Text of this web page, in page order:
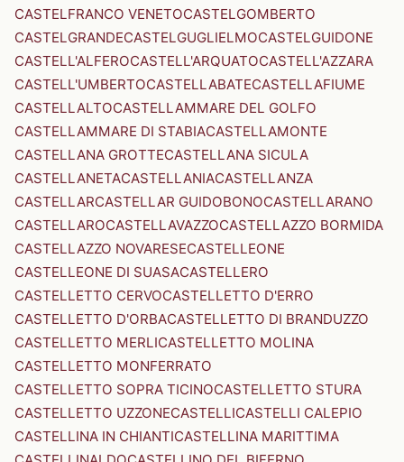
CASTELFRANCO VENETOCASTELGOMBERTO
CASTELGRANDECASTELGUGLIELMOCASTELGUIDONE
CASTELL'ALFEROCASTELL'ARQUATOCASTELL'AZZARA
CASTELL'UMBERTOCASTELLABATECASTELLAFIUME
CASTELLALTOCASTELLAMMARE DEL GOLFO
CASTELLAMMARE DI STABIACASTELLAMONTE
CASTELLANA GROTTECASTELLANA SICULA
CASTELLANETACASTELLANIACASTELLANZA
CASTELLARCASTELLAR GUIDOBONOCASTELLARANO
CASTELLAROCASTELLAVAZZOCASTELLAZZO BORMIDA
CASTELLAZZO NOVARESECASTELLEONE
CASTELLEONE DI SUASACASTELLERO
CASTELLETTO CERVOCASTELLETTO D'ERRO
CASTELLETTO D'ORBACASTELLETTO DI BRANDUZZO
CASTELLETTO MERLICASTELLETTO MOLINA
CASTELLETTO MONFERRATO
CASTELLETTO SOPRA TICINOCASTELLETTO STURA
CASTELLETTO UZZONECASTELLICASTELLI CALEPIO
CASTELLINA IN CHIANTICASTELLINA MARITTIMA